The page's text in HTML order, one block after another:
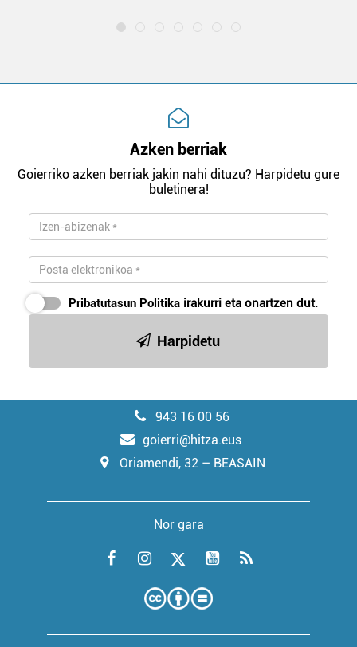
Azken berriak
Goierriko azken berriak jakin nahi dituzu? Harpidetu gure
buletinera!
Pribatutasun Politika irakurri eta onartzen dut.
Harpidetu
943 16 00 56
goierri@hitza.eus
Oriamendi, 32 – BEASAIN
Nor gara